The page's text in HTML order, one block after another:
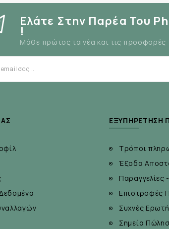
της σερβιέτας και τοποθετήστε τη
Ελάτε Στην Παρέα Του
!
Μάθε πρώτος τα νέα και τις προσφορές
ΕΞΥΠΗΡΈΤΗΣΗ
Τρόποι
Έξοδα
Επιστροφές
Συχνές
Σημεία